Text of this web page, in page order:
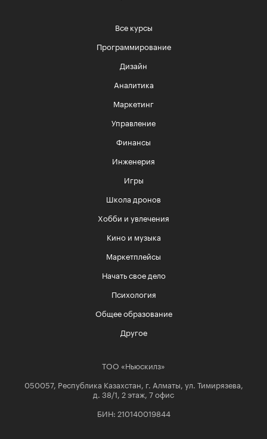
Все курсы
Программирование
Дизайн
Аналитика
Маркетинг
Управление
Финансы
Инженерия
Игры
Школа дронов
Хобби и увлечения
Кино и музыка
Маркетплейсы
Начать свое дело
Психология
Общее образование
Другое
ТОО «Ньюскилз»
050057, Республика Казахстан, г. Алматы, ул. Тимирязева,
д. 38/1, 2 этаж, 7 офис
БИН: 210140019844